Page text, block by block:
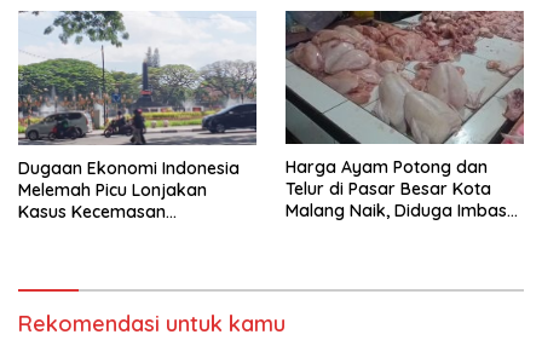
Dugaan Ekonomi Indonesia
Melemah Picu Lonjakan
Kasus Kecemasan
Harga Ayam Potong dan
Telur di Pasar Besar Kota
Malang Naik, Diduga Imbas
Rekomendasi untuk kamu